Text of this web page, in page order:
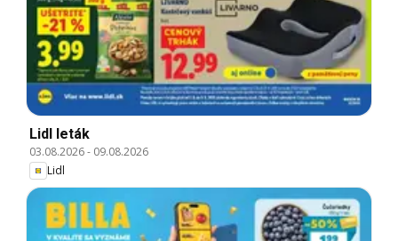
Lidl leták
03.08.2026- 09.08.2026
Lidl